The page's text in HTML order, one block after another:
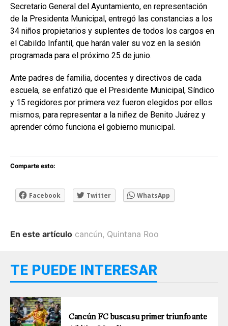
Secretario General del Ayuntamiento, en representación
de la Presidenta Municipal, entregó las constancias a los
34 niños propietarios y suplentes de todos los cargos en
el Cabildo Infantil, que harán valer su voz en la sesión
programada para el próximo 25 de junio.
Ante padres de familia, docentes y directivos de cada
escuela, se enfatizó que el Presidente Municipal, Síndico
y 15 regidores por primera vez fueron elegidos por ellos
mismos, para representar a la niñez de Benito Juárez y
aprender cómo funciona el gobierno municipal.
Comparte esto:
Facebook Twitter WhatsApp
En este artículo cancún, Quintana Roo
TE PUEDE INTERESAR
Cancún FC busca su primer triunfo ante